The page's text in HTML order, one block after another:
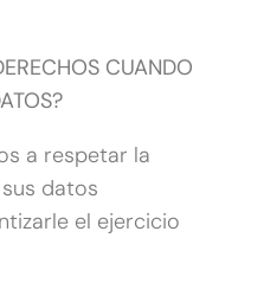
CUANDO
a respetar la
datos
el ejercicio